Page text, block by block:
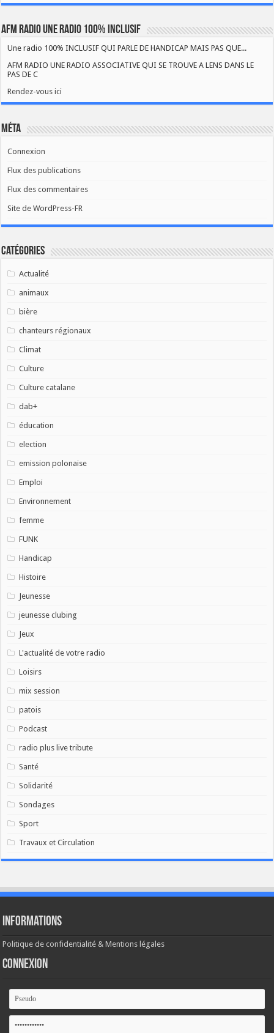
AFM RADIO UNE RADIO 100% INCLUSIF
Une radio 100% INCLUSIF QUI PARLE DE HANDICAP MAIS PAS QUE...
AFM RADIO UNE RADIO ASSOCIATIVE QUI SE TROUVE A LENS DANS LE
PAS DE C
Rendez-vous ici
Méta
Connexion
Flux des publications
Flux des commentaires
Site de WordPress-FR
Catégories
Actualité
animaux
bière
chanteurs régionaux
Climat
Culture
Culture catalane
dab+
éducation
election
emission polonaise
Emploi
Environnement
femme
FUNK
Handicap
Histoire
Jeunesse
jeunesse clubing
Jeux
L'actualité de votre radio
Loisirs
mix session
patois
Podcast
radio plus live tribute
Santé
Solidarité
Sondages
Sport
Travaux et Circulation
Informations
Politique de confidentialité & Mentions légales
Connexion